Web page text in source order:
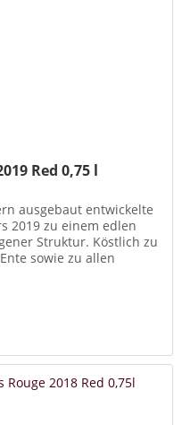
Red 0,75 l
ausgebaut entwickelte
2019 zu einem edlen
Struktur. Köstlich zu
sowie zu allen